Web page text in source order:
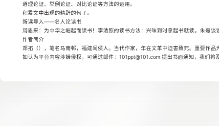
道理论证、举例论证、对比论证等方法的运用。
积累文中出现的精辟的句子。
新课导入——名人论读书
周恩来：为中华之崛起而读书！李清照的读书方法：兴味到时拿起书就读。朱熹
作者简介
邓拓（），笔名马南邨，福建闽侯人。当代作家，年在文革中迫害致死。重要作品
如认为平台内容涉嫌侵权，可通过邮件：101ppt@101.com 提出书面通知，我们将